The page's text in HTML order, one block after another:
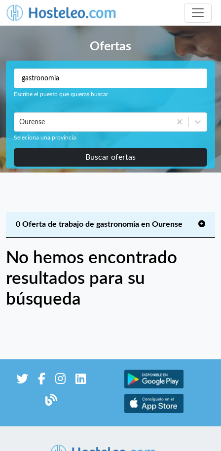
Ofertas
Escribe el puesto que quieras buscar
Ourense
Seleciona una provincia
Buscar ofertas
0 Oferta de trabajo de gastronomia en Ourense
No hemos encontrado
resultados para su
búsqueda